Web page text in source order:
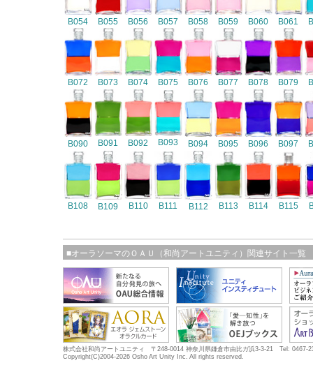
B054 B055 B056 B057 B058 B059 B060 B061
B072 B073 B074 B075 B076 B077 B078 B079
B090 B091 B092 B093 B094 B095 B096 B097
B108 B109 B110 B111 B112 B113 B114 B115
■オーラソーマのＯＡＵ（和尚アートユニティ）関連サイト一覧
株式会社和尚アートユニティ 〒248-0014 神奈川県鎌倉市由比ガ浜3-3-21 Tel: 0467-
Copyright(C)2004-2026 Osho Art Unity Inc. All rights reserved.